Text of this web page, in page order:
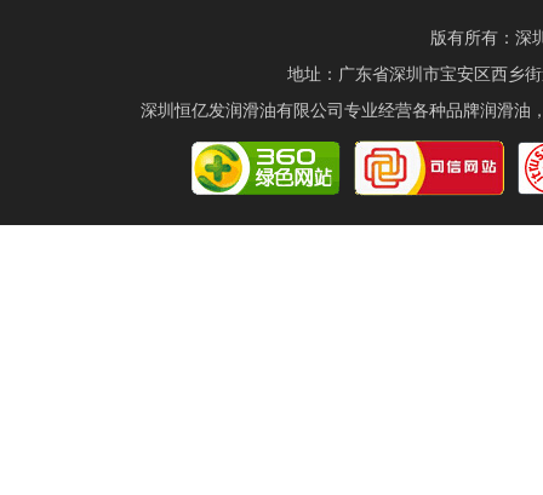
版有所有：
地址：广东省深圳市宝安区西乡
深圳恒亿发润滑油有限公司专业经营各种品牌润滑